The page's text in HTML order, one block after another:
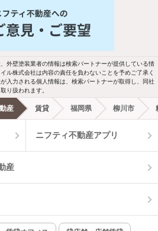
2階以上
独立洗面台
都市ガス
オートロック
インターネット無料
物件メール通知
件情報をいち早く
ール通知を受け取る
外壁塗装業者の情報は検索パートナーが提供している情
ル株式会社は内容の責任を負わないことを予めご了承く
入力される個人情報は、検索パートナーが取得し、同社
り扱われます。
産 賃貸 福岡県 柳川市
ニフティ不動産アプリ
産